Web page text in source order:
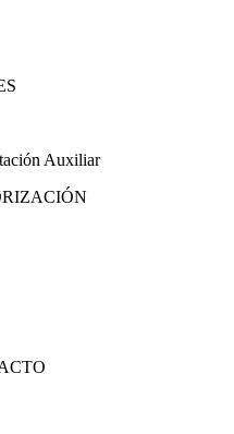
Auxiliar